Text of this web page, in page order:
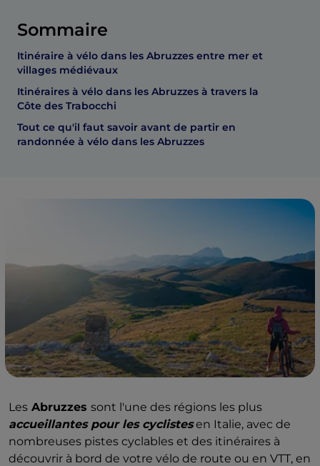
Sommaire
Itinéraire à vélo dans les Abruzzes entre mer et
villages médiévaux
Itinéraires à vélo dans les Abruzzes à travers la
Côte des Trabocchi
Tout ce qu'il faut savoir avant de partir en
randonnée à vélo dans les Abruzzes
Les Abruzzes sont l'une des régions les plus
accueillantes pour les cyclistesen Italie, avec de
nombreuses pistes cyclables et des itinéraires à
découvrir à bord de votre vélo de route ou en VTT, en